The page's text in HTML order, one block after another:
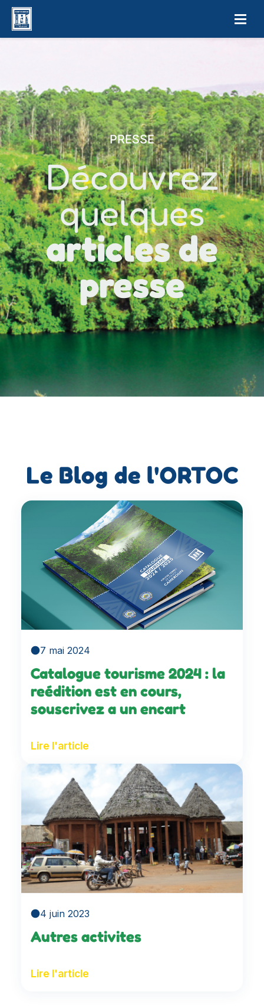
PRESSE
Découvrez
quelques
articles de
presse
Le Blog de l'ORTOC
7 mai 2024
Catalogue tourisme 2024 : la
reédition est en cours,
souscrivez a un encart
Lire l'article
4 juin 2023
Autres activites
Lire l'article